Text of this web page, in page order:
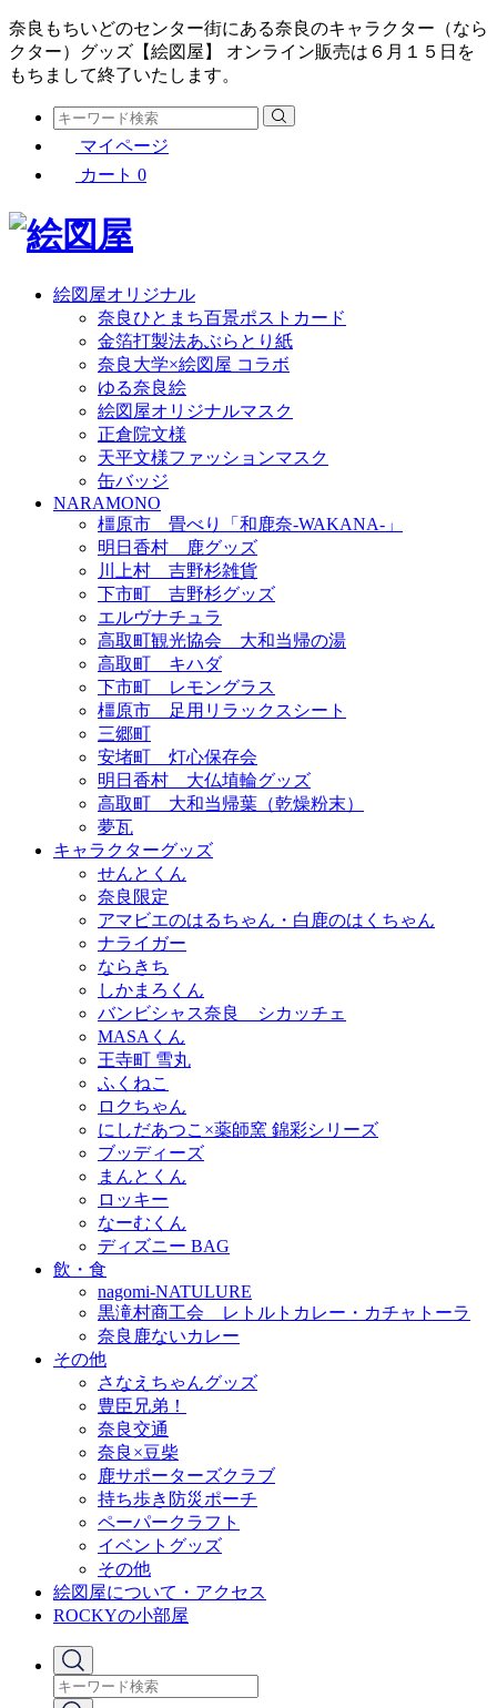
奈良もちいどのセンター街にある奈良のキャラクター（なら
クター）グッズ【絵図屋】 オンライン販売は６月１５日を
もちまして終了いたします。
マイページ
カート 0
絵図屋オリジナル
奈良ひとまち百景ポストカード
金箔打製法あぶらとり紙
奈良大学×絵図屋 コラボ
ゆる奈良絵
絵図屋オリジナルマスク
正倉院文様
天平文様ファッションマスク
缶バッジ
NARAMONO
橿原市 畳べり「和鹿奈-WAKANA-」
明日香村 鹿グッズ
川上村 吉野杉雑貨
下市町 吉野杉グッズ
エルヴナチュラ
高取町観光協会 大和当帰の湯
高取町 キハダ
下市町 レモングラス
橿原市 足用リラックスシート
三郷町
安堵町 灯心保存会
明日香村 大仏埴輪グッズ
高取町 大和当帰葉（乾燥粉末）
夢瓦
キャラクターグッズ
せんとくん
奈良限定
アマビエのはるちゃん・白鹿のはくちゃん
ナライガー
ならきち
しかまろくん
バンビシャス奈良 シカッチェ
MASAくん
王寺町 雪丸
ふくねこ
ロクちゃん
にしだあつこ×薬師窯 錦彩シリーズ
ブッディーズ
まんとくん
ロッキー
なーむくん
ディズニー BAG
飲・食
nagomi-NATULURE
黒滝村商工会 レトルトカレー・カチャトーラ
奈良鹿ないカレー
その他
さなえちゃんグッズ
豊臣兄弟！
奈良交通
奈良×豆柴
鹿サポーターズクラブ
持ち歩き防災ポーチ
ペーパークラフト
イベントグッズ
その他
絵図屋について・アクセス
ROCKYの小部屋